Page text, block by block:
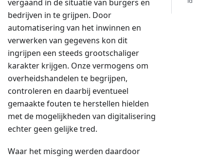
vergaand in de situatie van burgers en
bedrijven in te grijpen. Door
automatisering van het inwinnen en
verwerken van gegevens kon dit
ingrijpen een steeds grootschaliger
karakter krijgen. Onze vermogens om
overheidshandelen te begrijpen,
controleren en daarbij eventueel
gemaakte fouten te herstellen hielden
met de mogelijkheden van digitalisering
echter geen gelijke tred.
Waar het misging werden daardoor